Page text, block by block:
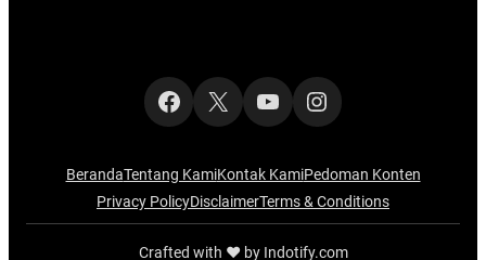
Facebook
X YouTubeInstagram
BerandaTentang KamiKontak KamiPedoman Konten
Privacy PolicyDisclaimerTerms & Conditions
Crafted with ‪‪❤︎‬ by Indotify.com